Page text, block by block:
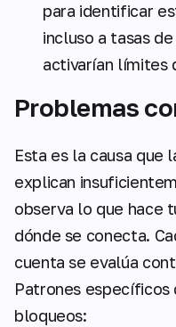
para identificar
incluso a tasas
activarían límites
Problemas
Esta es la causa que
explican
observa lo que hace
dónde se conecta.
cuenta se evalúa
Patrones específicos
bloqueos: